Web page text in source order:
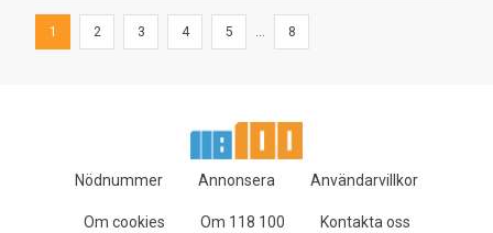
1 2 3 4 5 ... 8
Nödnummer Annonsera Användarvillkor
Om cookies Om 118 100 Kontakta oss